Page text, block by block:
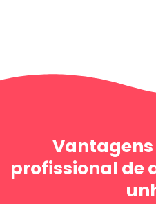
Vantagens
profissional de